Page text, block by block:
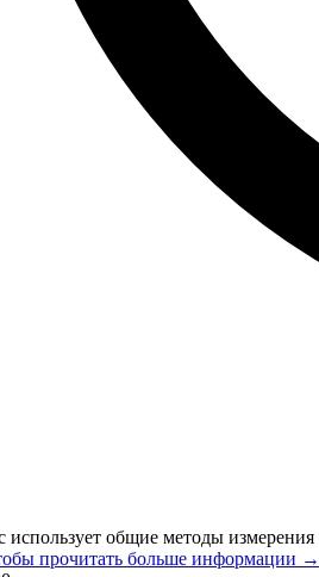
использует общие методы
прочитать больше информации →